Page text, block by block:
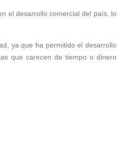
el desarrollo comercial del país, lo
ya que ha permitido el desarrollo
que carecen de tiempo o dinero